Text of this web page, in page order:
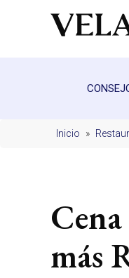
Inicio »
más